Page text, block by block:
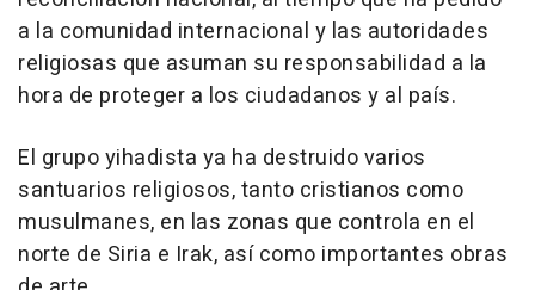
a la comunidad internacional y las autoridades
religiosas que asuman su responsabilidad a la
hora de proteger a los ciudadanos y al país.
El grupo yihadista ya ha destruido varios
santuarios religiosos, tanto cristianos como
musulmanes, en las zonas que controla en el
norte de Siria e Irak, así como importantes obras